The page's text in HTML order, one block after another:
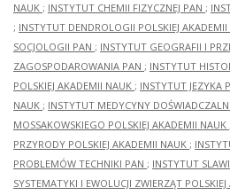
NAUK ; INSTYTUT CHEMII FIZYCZNEJ PAN ;
; INSTYTUT DENDROLOGII POLSKIEJ
SOCJOLOGII PAN ; INSTYTUT GEOGRAFII I
ZAGOSPODAROWANIA PAN ; INSTYTUT
POLSKIEJ AKADEMII NAUK ; INSTYTUT JĘZYKA
NAUK ; INSTYTUT MEDYCYNY
MOSSAKOWSKIEGO POLSKIEJ AKADEMII NAUK
PRZYRODY POLSKIEJ AKADEMII NAUK ;
PROBLEMÓW TECHNIKI PAN ; INSTYTUT
SYSTEMATYKI I EWOLUCJI ZWIERZĄT